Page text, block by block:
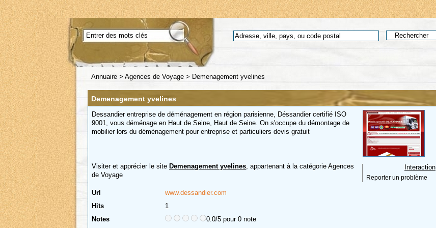
Annuaire > Agences de Voyage > Demenagement yvelines
Demenagement yvelines
Dessandier entreprise de déménagement en région parisienne, Déssandier certifié ISO
9001, vous déménage en Haut de Seine, Haut de Seine. On s'occupe du démontage de
mobilier lors du déménagement pour entreprise et particuliers devis gratuit
Visiter et apprécier le site Demenagement yvelines, appartenant à la catégorie Agences
de Voyage
Url
www.dessandier.com
Hits
1
Notes
0.0/5 pour 0 note
Interaction
Reporter un problème